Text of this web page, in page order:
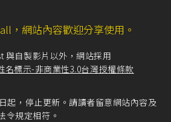
，網站內容歡迎分享使用。
與自製影片以外，網站採用
名標示-非商業性3.0台灣授權條款
起，停止更新。請讀者留意網站內容及
令規定相符。